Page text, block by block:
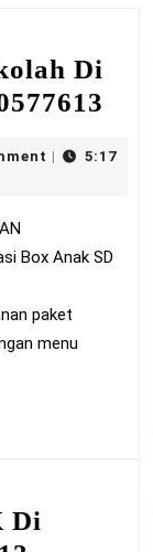
Di
5:17
Box Anak SD
paket
menu
Di